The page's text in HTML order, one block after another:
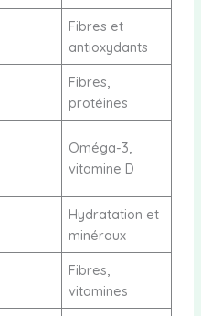
Fibres et
antioxydants
Fibres,
protéines
Oméga-3,
vitamine D
Hydratation et
minéraux
Fibres,
vitamines